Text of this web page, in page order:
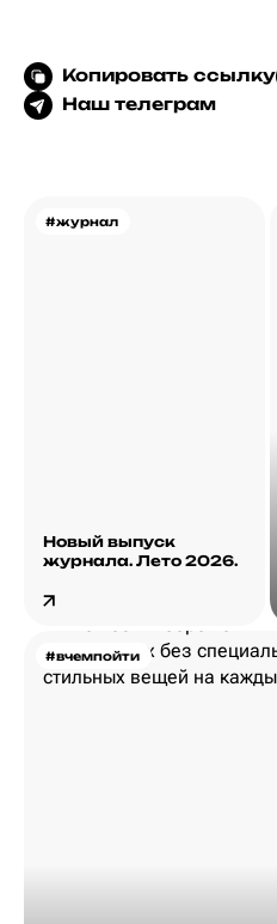
Копировать ссылку
Наш телеграм
#журнал
Новый выпуск
журнала. Лето 2026.
#вчемпойти